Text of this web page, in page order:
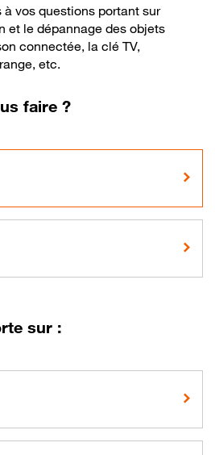
vos questions portant sur
et le dépannage des objets
connectée, la clé TV,
etc.
faire ?
sur :